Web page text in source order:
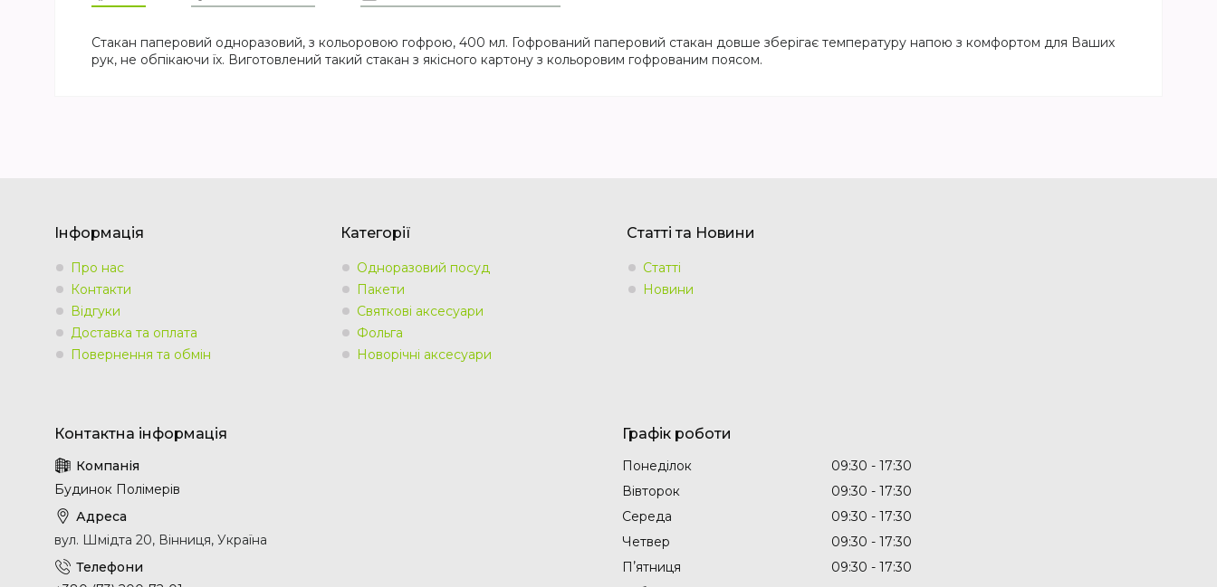
Стакан паперовий одноразовий, з кольоровою гофрою, 400 мл. Гофрований паперовий стакан довше зберігає температуру напою з комфортом для Ваших
рук, не обпікаючи їх. Виготовлений такий стакан з якісного картону з кольоровим гофрованим поясом.
Інформація
Про нас
Контакти
Відгуки
Доставка та оплата
Повернення та обмін
Категорії
Одноразовий посуд
Пакети
Святкові аксесуари
Фольга
Новорічні аксесуари
Статті та Новини
Статті
Новини
Будинок Полімерів
вул. Шмідта 20, Вінниця, Україна
Графік роботи
Понеділок 09:30
17:30
Вівторок
09:30
17:30
Середа
09:30
17:30
Четвер
09:30
17:30
Пʼятниця
09:30
17:30